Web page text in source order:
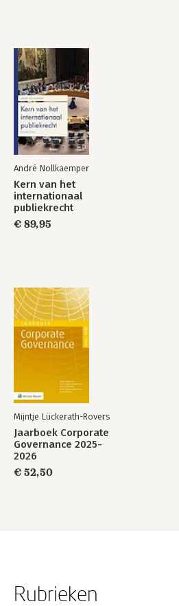
André Nollkaemper
Kern van het
internationaal
publiekrecht
€ 89,95
Mijntje Lückerath-Rovers
Jaarboek Corporate
Governance 2025-
2026
€ 52,50
Rubrieken